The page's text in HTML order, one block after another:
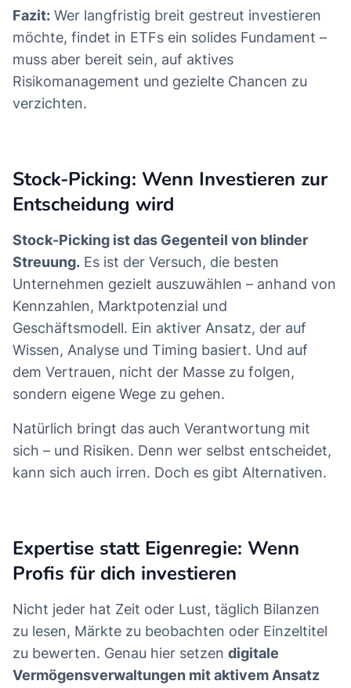
Fazit: Wer langfristig breit gestreut investieren
möchte, findet in ETFs ein solides Fundament –
muss aber bereit sein, auf aktives
Risikomanagement und gezielte Chancen zu
verzichten.
Stock-Picking: Wenn Investieren zur
Entscheidung wird
Stock-Picking ist das Gegenteil von blinder
Streuung. Es ist der Versuch, die besten
Unternehmen gezielt auszuwählen – anhand von
Kennzahlen, Marktpotenzial und
Geschäftsmodell. Ein aktiver Ansatz, der auf
Wissen, Analyse und Timing basiert. Und auf
dem Vertrauen, nicht der Masse zu folgen,
sondern eigene Wege zu gehen.
Natürlich bringt das auch Verantwortung mit
sich – und Risiken. Denn wer selbst entscheidet,
kann sich auch irren. Doch es gibt Alternativen.
Expertise statt Eigenregie: Wenn
Profis für dich investieren
Nicht jeder hat Zeit oder Lust, täglich Bilanzen
zu lesen, Märkte zu beobachten oder Einzeltitel
zu bewerten. Genau hier setzen digitale
Vermögensverwaltungen mit aktivem Ansatz